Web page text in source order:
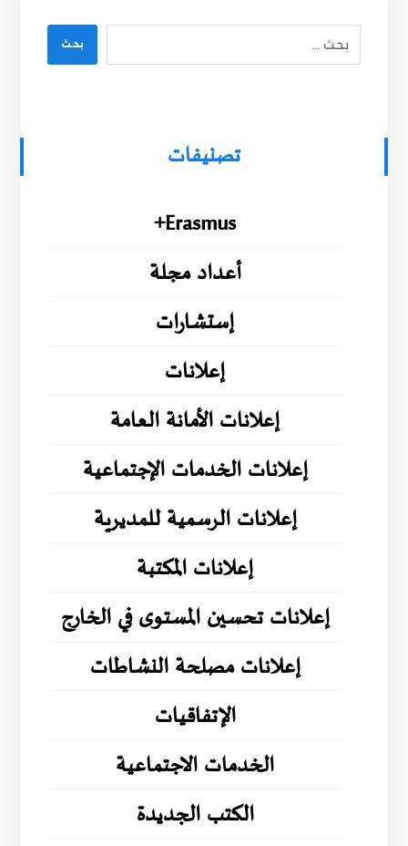
بحث
تصنيفات
Erasmus+
أعداد مجلة
إستشارات
إعلانات
إعلانات الأمانة العامة
إعلانات الخدمات الإجتماعية
إعلانات الرسمية للمديرية
إعلانات المكتبة
إعلانات تحسين المستوى في الخارج
إعلانات مصلحة النشاطات
الإتفاقيات
الخدمات الاجتماعية
الكتب الجديدة